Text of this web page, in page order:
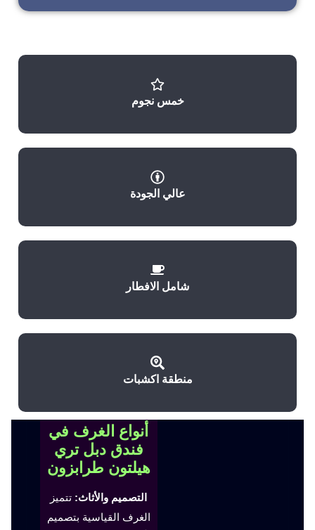
خمس نجوم
عالي الجودة
شامل الافطار
منطقة اكشبات
أنواع الغرف في
فندق دبل تري
هيلتون طرابزون
التصميم والأثاث: تتميز
الغرف القياسية بتصميم